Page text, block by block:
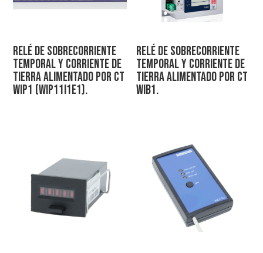
Relé de sobrecorriente
temporal y corriente de
tierra alimentado por CT
WIP1 (WIP11I1E1).
Relé de sobrecorriente
temporal y corriente de
tierra alimentado por CT
WIB1.